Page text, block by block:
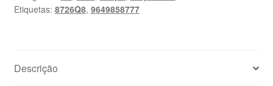
Metálico
C5
Etiquetas: 8726Q8, 9649858777
Descrição